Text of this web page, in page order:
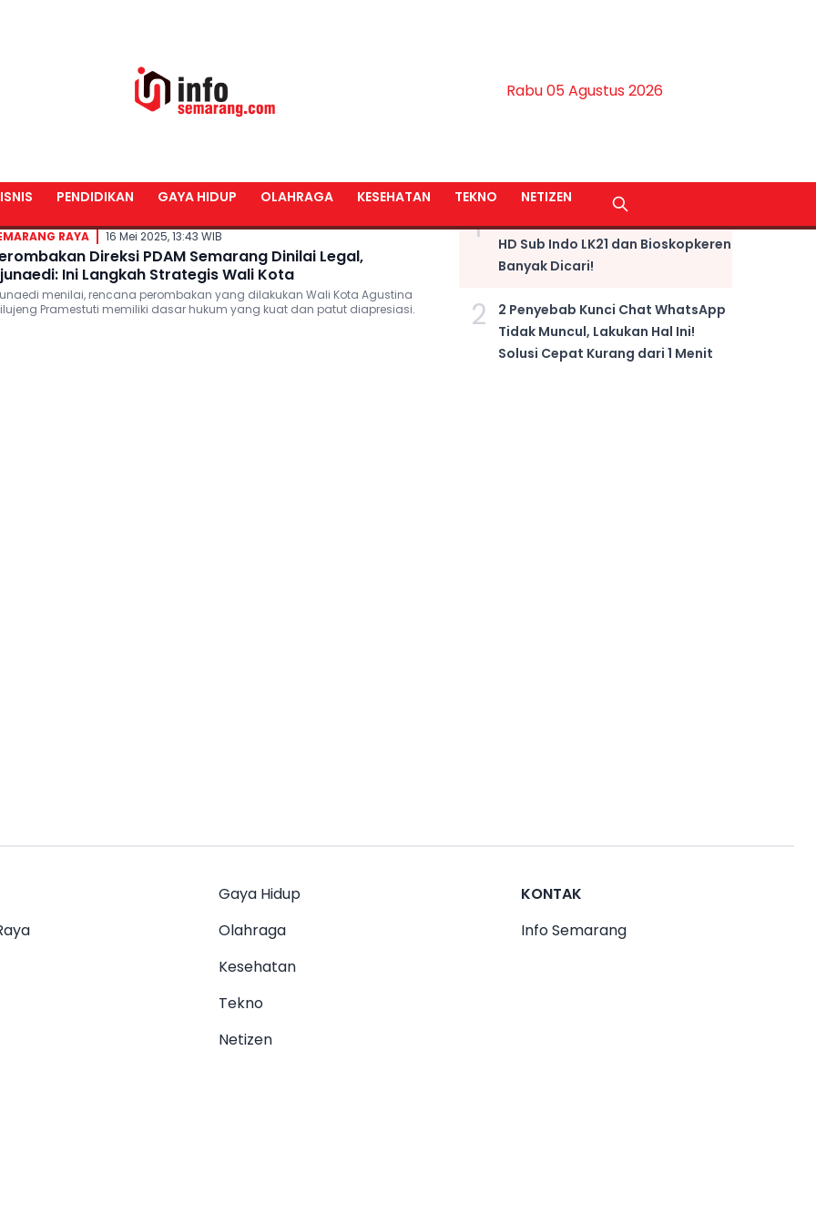
Rabu 05 Agustus 2026
PENDIDIKAN GAYA HIDUP OLAHRAGA KESEHATAN TEKNO NETIZEN
RAYA 16 Mei 2025, 13:43 WIB
Direksi PDAM Semarang Dinilai Legal,
Ini Langkah Strategis Wali Kota
menilai, rencana perombakan yang dilakukan Wali Kota Agustina
Pramestuti memiliki dasar hukum yang kuat dan patut diapresiasi.
1
LINK NONTON Film Fast X Kualitas
HD Sub Indo LK21 dan Bioskopkeren
Banyak Dicari!
2
2 Penyebab Kunci Chat WhatsApp
Tidak Muncul, Lakukan Hal Ini!
Solusi Cepat Kurang dari 1 Menit
Gaya Hidup
Olahraga
Kesehatan
Tekno
Netizen
KONTAK
Info Semarang